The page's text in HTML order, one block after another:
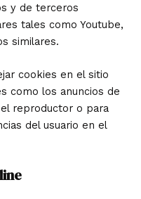
y de terceros
tales como Youtube,
similares.
cookies en el sitio
como los anuncios de
reproductor o para
del usuario en el